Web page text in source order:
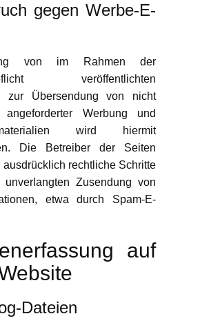
gegen Werbe-E-
von im Rahmen der
veröffentlichten
zur Übersendung von nicht
angeforderter Werbung und
wird hiermit
Die Betreiber der Seiten
ausdrücklich rechtliche Schritte
Zusendung von
etwa durch Spam-E-
auf
Dateien